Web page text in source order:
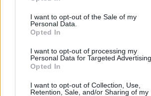
use your data for below specified purposes
consent section.
I want to opt-out of the Sale of my
Personal Data.
Opted In
I want to opt-out of processing my
Personal Data for Targeted Advertising.
Opted In
I want to opt-out of Collection, Use,
Retention, Sale, and/or Sharing of my
Izrael új pophercegnője
teljesítményét, a szakma egyre
tekint rá, mint a jövő egyik
előadójára. Karrierjét nem